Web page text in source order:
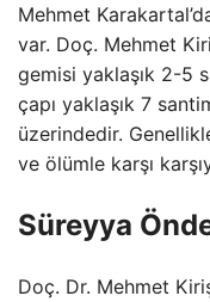
Mehmet
var. Doç. Mehmet
gemisi yaklaşık 2-5
çapı yaklaşık 7
üzerindedir.
ve ölümle karşı
Süreyya
Doç. Dr. Mehmet